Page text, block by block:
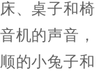
、桌子和椅
机的声音，
的小兔子和